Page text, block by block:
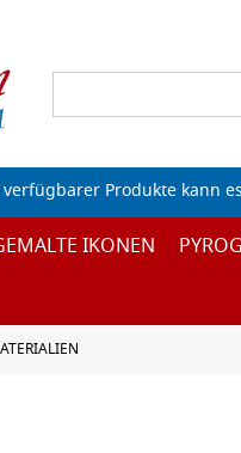
Produkte kann
IKONEN